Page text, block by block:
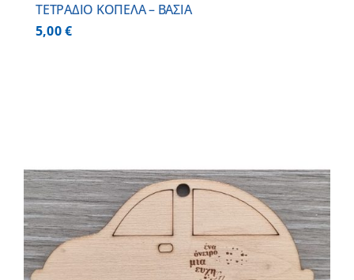
ΤΕΤΡΑΔΙΟ ΚΟΠΕΛΑ – ΒΑΣΙΑ
5,00€